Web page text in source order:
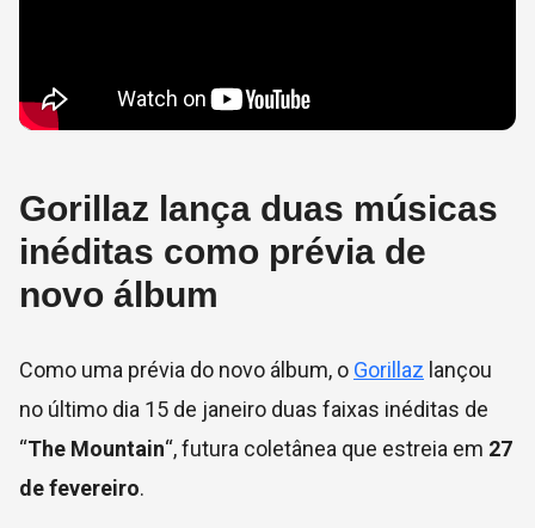
Gorillaz lança duas músicas
inéditas como prévia de
novo álbum
Como uma prévia do novo álbum, o Gorillaz lançou
no último dia 15 de janeiro duas faixas inéditas de
“The Mountain“, futura coletânea que estreia em 27
de fevereiro.